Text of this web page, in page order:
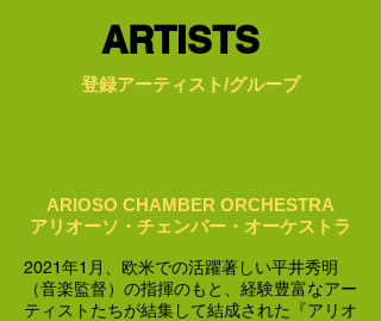
ARTISTS
登録アーティスト/グループ
ARIOSO CHAMBER ORCHESTRA
アリオーソ・チェンバー・オーケストラ
2021年1月、欧米での活躍著しい平井秀明
（音楽監督）の指揮のもと、経験豊富なアー
ティストたちが結集して結成された『アリオ